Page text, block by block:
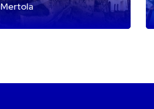
Mertola